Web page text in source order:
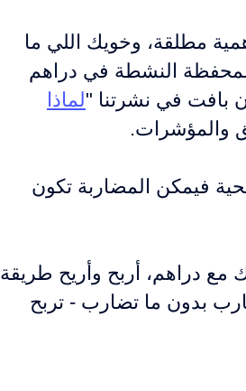
مطلقة، وخويك اللي ما
النشطة في دراهم
بافت في نشرتنا "لماذا
والمؤشرات.
فيمكن المضاربة تكون
دراهم، أربح وأريح طريقة
بدون ما تضارب - تربح